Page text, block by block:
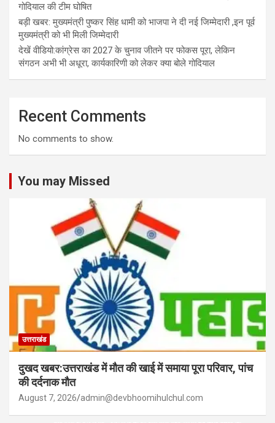
गोदियाल की टीम घोषित
बड़ी खबर: मुख्यमंत्री पुष्कर सिंह धामी को भाजपा ने दी नई जिम्मेदारी ,इन पूर्व
मुख्यमंत्री को भी मिली जिम्मेदारी
देखें वीडियो:कांग्रेस का 2027 के चुनाव जीतने पर फोकस पूरा, लेकिन
संगठन अभी भी अधूरा, कार्यकारिणी को लेकर क्या बोले गोदियाल
Recent Comments
No comments to show.
You may Missed
उत्तराखंड
दुखद खबर:उत्तराखंड में मौत की खाई में समाया पूरा परिवार, पांच
की दर्दनाक मौत
August 7, 2026 admin@devbhoomihulchul.com